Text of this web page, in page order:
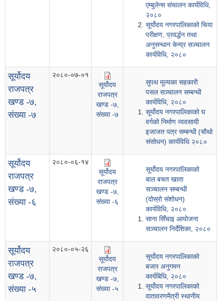
एम्बुलेन्स संचालन कार्यविधि,
२०८०
सूर्योदय नगरपालिकाको चिया
परीक्षण, प्रवर्द्धन तथा
अनुसन्धान केन्द्र सञ्चालन
कार्यविधि, २०८०
सूर्योदय
राजपत्र
खण्ड -७,
संख्या -७
२०८०-०७-०१
सूर्योदय
राजपत्र
खण्ड -७,
संख्या -७
सुपथ मूल्यका सहकारी
पसल सञ्चालन सम्बन्धी
कार्यविधि, २०८०
सूर्योदय नगरपालिकाको घ
वर्गको निर्माण व्यवसायी
इजाजत पत्र सम्बन्धी (चौथो
संसोधन) कार्यविधि २०८०
सूर्योदय
राजपत्र
खण्ड -७,
संख्या -६
२०८०-०६-१४
सूर्योदय
राजपत्र
खण्ड -७,
संख्या -६
सूर्योदय नगरपालिकाको
बाल बचत खाता
सञ्चालन सम्बन्धी
(दोस्रो संशोधन)
कार्यविधि, २०८०
साना सिँचाइ आयोजना
सञ्चालन निर्देशिका, २०८०
सूर्योदय
राजपत्र
खण्ड -७,
संख्या -५
२०८०-०५-२६
सूर्योदय
राजपत्र
खण्ड -७,
संख्या -५
सूर्योदय नगरपालिकाको
बजार अनुगमन
कार्यबिधि, २०८०
सूर्योदय नगरपालिकाको
वातावरणमैत्री स्थानीय